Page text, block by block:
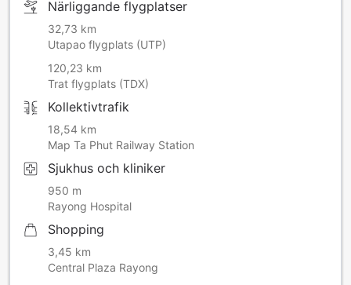
Närliggande flygplatser
32,73 km
Utapao flygplats (UTP)
120,23 km
Trat flygplats (TDX)
Kollektivtrafik
18,54 km
Map Ta Phut Railway Station
Sjukhus och kliniker
950 m
Rayong Hospital
Shopping
3,45 km
Central Plaza Rayong